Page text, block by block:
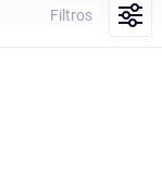
Filtros